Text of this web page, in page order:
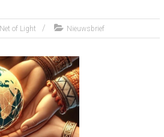
Net of Light Nieuwsbrief